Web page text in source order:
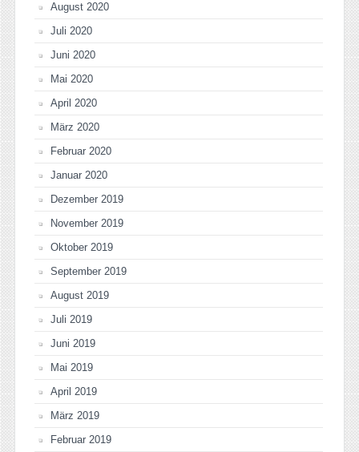
August 2020
Juli 2020
Juni 2020
Mai 2020
April 2020
März 2020
Februar 2020
Januar 2020
Dezember 2019
November 2019
Oktober 2019
September 2019
August 2019
Juli 2019
Juni 2019
Mai 2019
April 2019
März 2019
Februar 2019